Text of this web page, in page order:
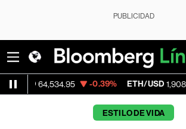
PUBLICIDAD
-0.39% ETH/USD 1,908.95 -
ESTILO DE VIDA